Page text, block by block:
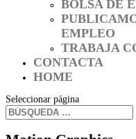
BOLSA DE
EMPLEO
TRABAJA
CONTACTA
HOME
Seleccionar página